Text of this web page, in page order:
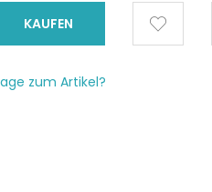
zum Artikel?